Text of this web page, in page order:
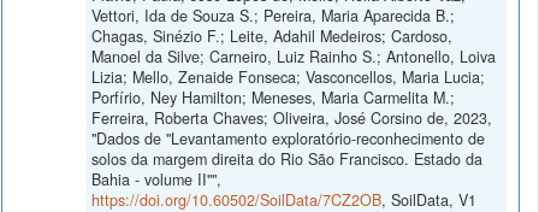
Vettori, Ida de Souza S.; Pereira, Maria Aparecida B.;
Chagas, Sinézio F.; Leite, Adahil Medeiros; Cardoso,
Manoel da Silve; Carneiro, Luiz Rainho S.; Antonello, Loiva
Lizia; Mello, Zenaide Fonseca; Vasconcellos, Maria Lucia;
Porfírio, Ney Hamilton; Meneses, Maria Carmelita M.;
Ferreira, Roberta Chaves; Oliveira, José Corsino de, 2023,
"Dados de "Levantamento exploratório-reconhecimento de
solos da margem direita do Rio São Francisco. Estado da
Bahia - volume II"",
https://doi.org/10.60502/SoilData/7CZ2OB, SoilData, V1